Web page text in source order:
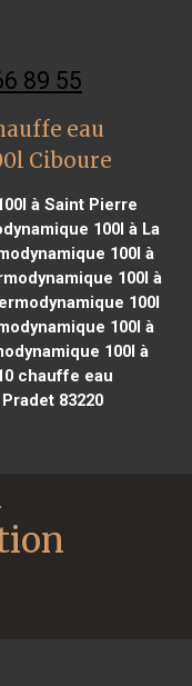
89 55
eau
Ciboure
à Saint Pierre
100l à La
100l à
100l à
100l
100l à
100l à
chauffe eau
83220